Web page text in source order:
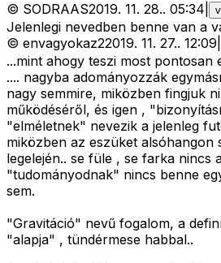
© SODRAAS2019. 11. 28.. 05:34
Jelenlegi nevedben benne van a
© envagyokaz22019. 11. 27.. 12:09
...mint ahogy teszi most
.... nagyba adományozzák
nagy semmire, miközben fingjuk
működéséről, és igen ,
"elméletnek" nevezik a jelenleg
miközben az eszüket alsóhangon
legelején.. se füle , se farka nincs
"tudományodnak" nincs benne
sem.
"Gravitáció" nevű fogalom, a
"alapja" , tündérmese habbal..